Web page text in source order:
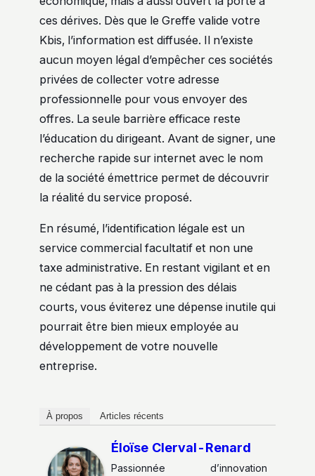
ces dérives. Dès que le Greffe valide votre
Kbis, l’information est diffusée. Il n’existe
aucun moyen légal d’empêcher ces sociétés
privées de collecter votre adresse
professionnelle pour vous envoyer des
offres. La seule barrière efficace reste
l’éducation du dirigeant. Avant de signer, une
recherche rapide sur internet avec le nom
de la société émettrice permet de découvrir
la réalité du service proposé.
En résumé, l’identification légale est un
service commercial facultatif et non une
taxe administrative. En restant vigilant et en
ne cédant pas à la pression des délais
courts, vous éviterez une dépense inutile qui
pourrait être bien mieux employée au
développement de votre nouvelle
entreprise.
À propos Articles récents
Éloïse Clerval-Renard
Passionnée d’innovation